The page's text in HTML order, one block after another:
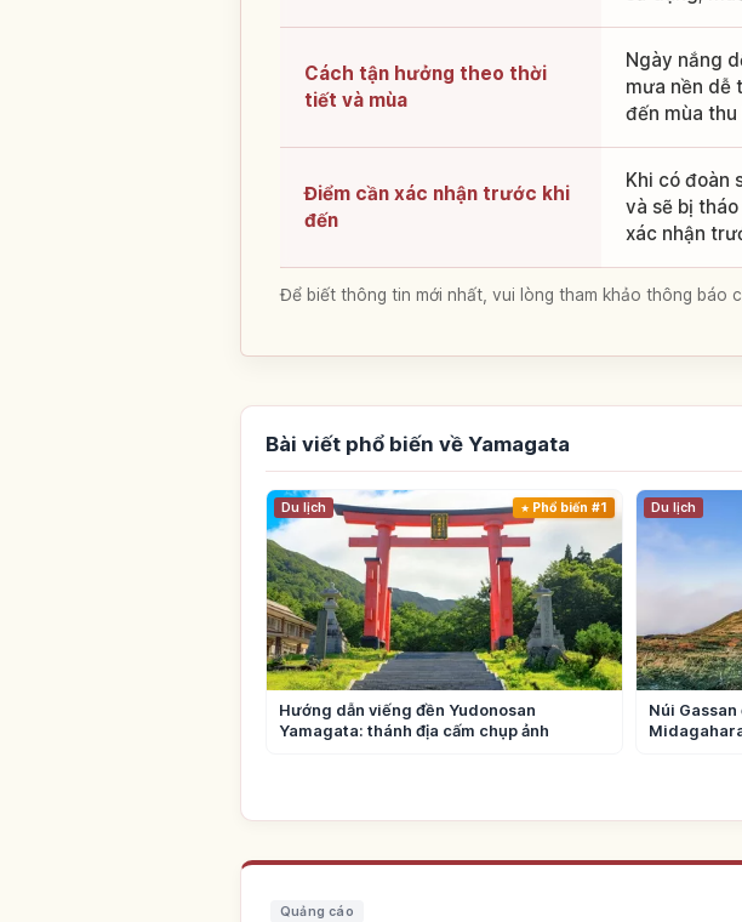
Cách tận hưởng theo thời
tiết và mùa
Ngày nắng
mưa nền dễ
đến mùa
Điểm cần xác nhận trước khi
đến
Khi có đoàn
và sẽ bị
xác nhận
Để biết thông tin mới nhất, vui lòng tham khảo thông báo
Bài viết phổ biến về Yamagata
Du lịch Phổ biến #1
Hướng dẫn viếng đền Yudonosan
Yamagata: thánh địa cấm chụp ảnh
Du lịch
Núi
Quảng cáo